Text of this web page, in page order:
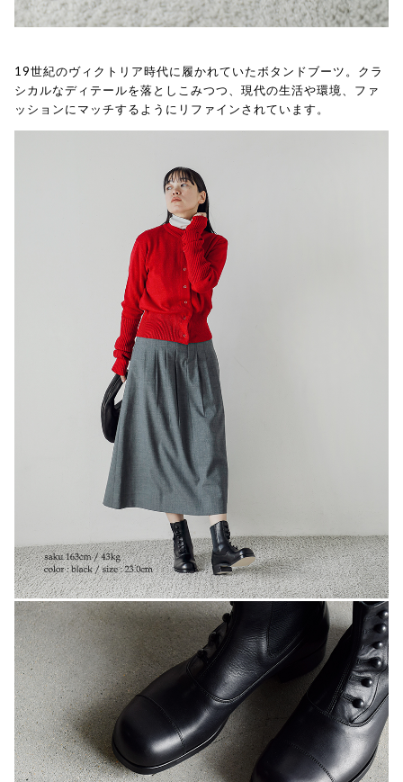
19世紀のヴィクトリア時代に履かれていたボタンドブーツ。クラ
シカルなディテールを落としこみつつ、現代の生活や環境、ファ
ッションにマッチするようにリファインされています。